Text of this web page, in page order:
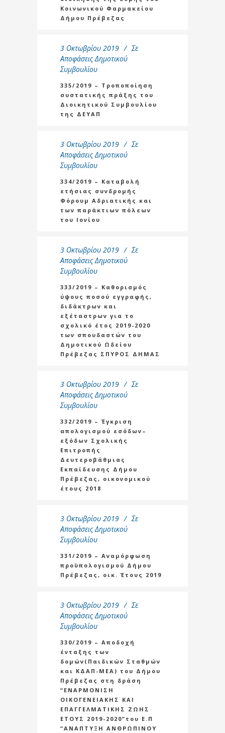
Κοινωνικού Φαρμακείου
Δήμου Πρέβεζας
3 Οκτωβρίου 2019
Σε
Αποφάσεις Δημοτικού
Συμβουλίου
335/2019 – Τροποποίηση
συστατικής πράξης του
Διοικητικού Συμβουλίου
της ΔΕΥΑΠ
3 Οκτωβρίου 2019
Σε
Αποφάσεις Δημοτικού
Συμβουλίου
334/2019 – Καταβολή
ετήσιας συνδρομής
Φόρουμ Αδριατικής και
των παράκτιων πόλεων
του Ιονίου
3 Οκτωβρίου 2019
Σε
Αποφάσεις Δημοτικού
Συμβουλίου
333/2019 – Καθορισμός
ύψους ποσού εγγραφής,
διδάκτρων και
εξέταστρων για το
σχολικό έτος 2019-2020
των σπουδαστών του
Δημοτικού Ωδείου
Πρέβεζας ΣΠΥΡΟΣ ΔΗΜΑΣ
3 Οκτωβρίου 2019
Σε
Αποφάσεις Δημοτικού
Συμβουλίου
332/2019 – Έγκριση
απολογισμού εσόδων–
εξόδων Σχολικής
Επιτροπής
Δευτεροβάθμιας
Εκπαίδευσης Δήμου
Πρέβεζας, οικονομικού
έτους 2018
3 Οκτωβρίου 2019
Σε
Αποφάσεις Δημοτικού
Συμβουλίου
331/2019 – Αναμόρφωση
προϋπολογισμού Δήμου
Πρέβεζας, οικ. Έτους 2019
3 Οκτωβρίου 2019
Σε
Αποφάσεις Δημοτικού
Συμβουλίου
330/2019 – Αποδοχή
ένταξης των
δομών(Παιδικών Σταθμών
και ΚΔΑΠ-ΜΕΑ) του Δήμου
Πρέβεζας στη δράση
“ΕΝΑΡΜΟΝΙΣΗ
ΟΙΚΟΓΕΝΕΙΑΚΗΣ ΚΑΙ
ΕΠΑΓΓΕΛΜΑΤΙΚΗΣ ΖΩΗΣ
ΕΤΟΥΣ 2019-2020”του Ε.Π
“ΑΝΑΠΤΥΞΗ ΑΝΘΡΩΠΙΝΟΥ